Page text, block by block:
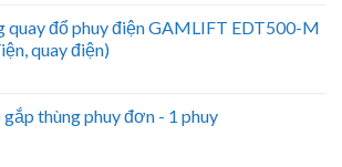
quay đổ phuy điện GAMLIFT EDT500-M
quay điện)
thùng phuy đơn - 1 phuy